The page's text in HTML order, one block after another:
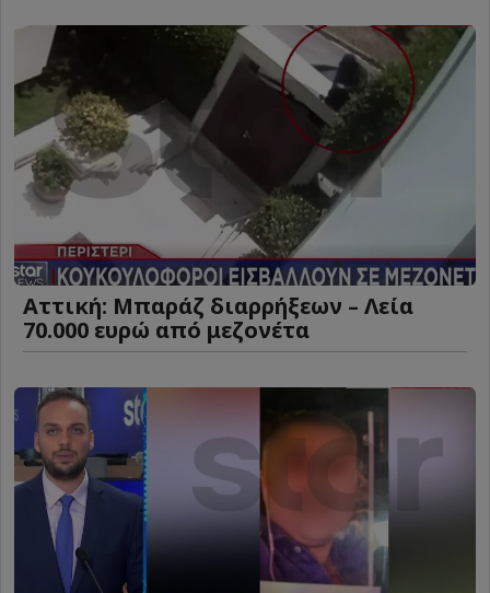
Αττική: Μπαράζ διαρρήξεων – Λεία
70.000 ευρώ από μεζονέτα